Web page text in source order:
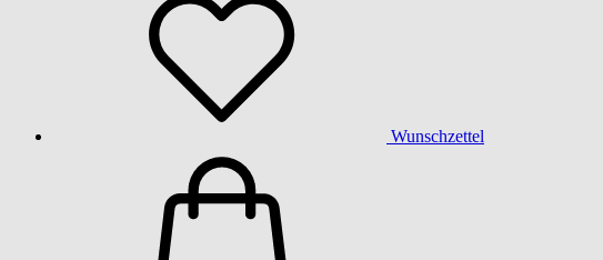
Wunschzettel